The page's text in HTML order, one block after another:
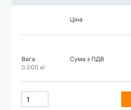
Ціна
Вага
0.000 кг
Сума з ПДВ